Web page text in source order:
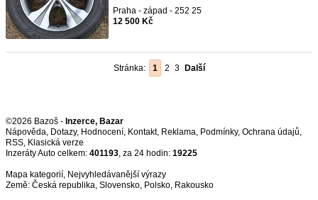
Praha - západ - 252 25
12 500 Kč
Stránka: 1 2 3 Další
©2026 Bazoš - Inzerce, Bazar
Nápověda, Dotazy, Hodnocení, Kontakt, Reklama, Podmínky, Ochrana údajů,
RSS,
Inzeráty Auto celkem: 401193, za 24 hodin: 19225
Mapa kategorií, Nejvyhledávanější výrazy
Země: Česká republika, Slovensko, Polsko, Rakousko